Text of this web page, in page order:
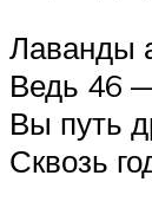
Лаванды
Ведь 46
Вы путь
Сквозь